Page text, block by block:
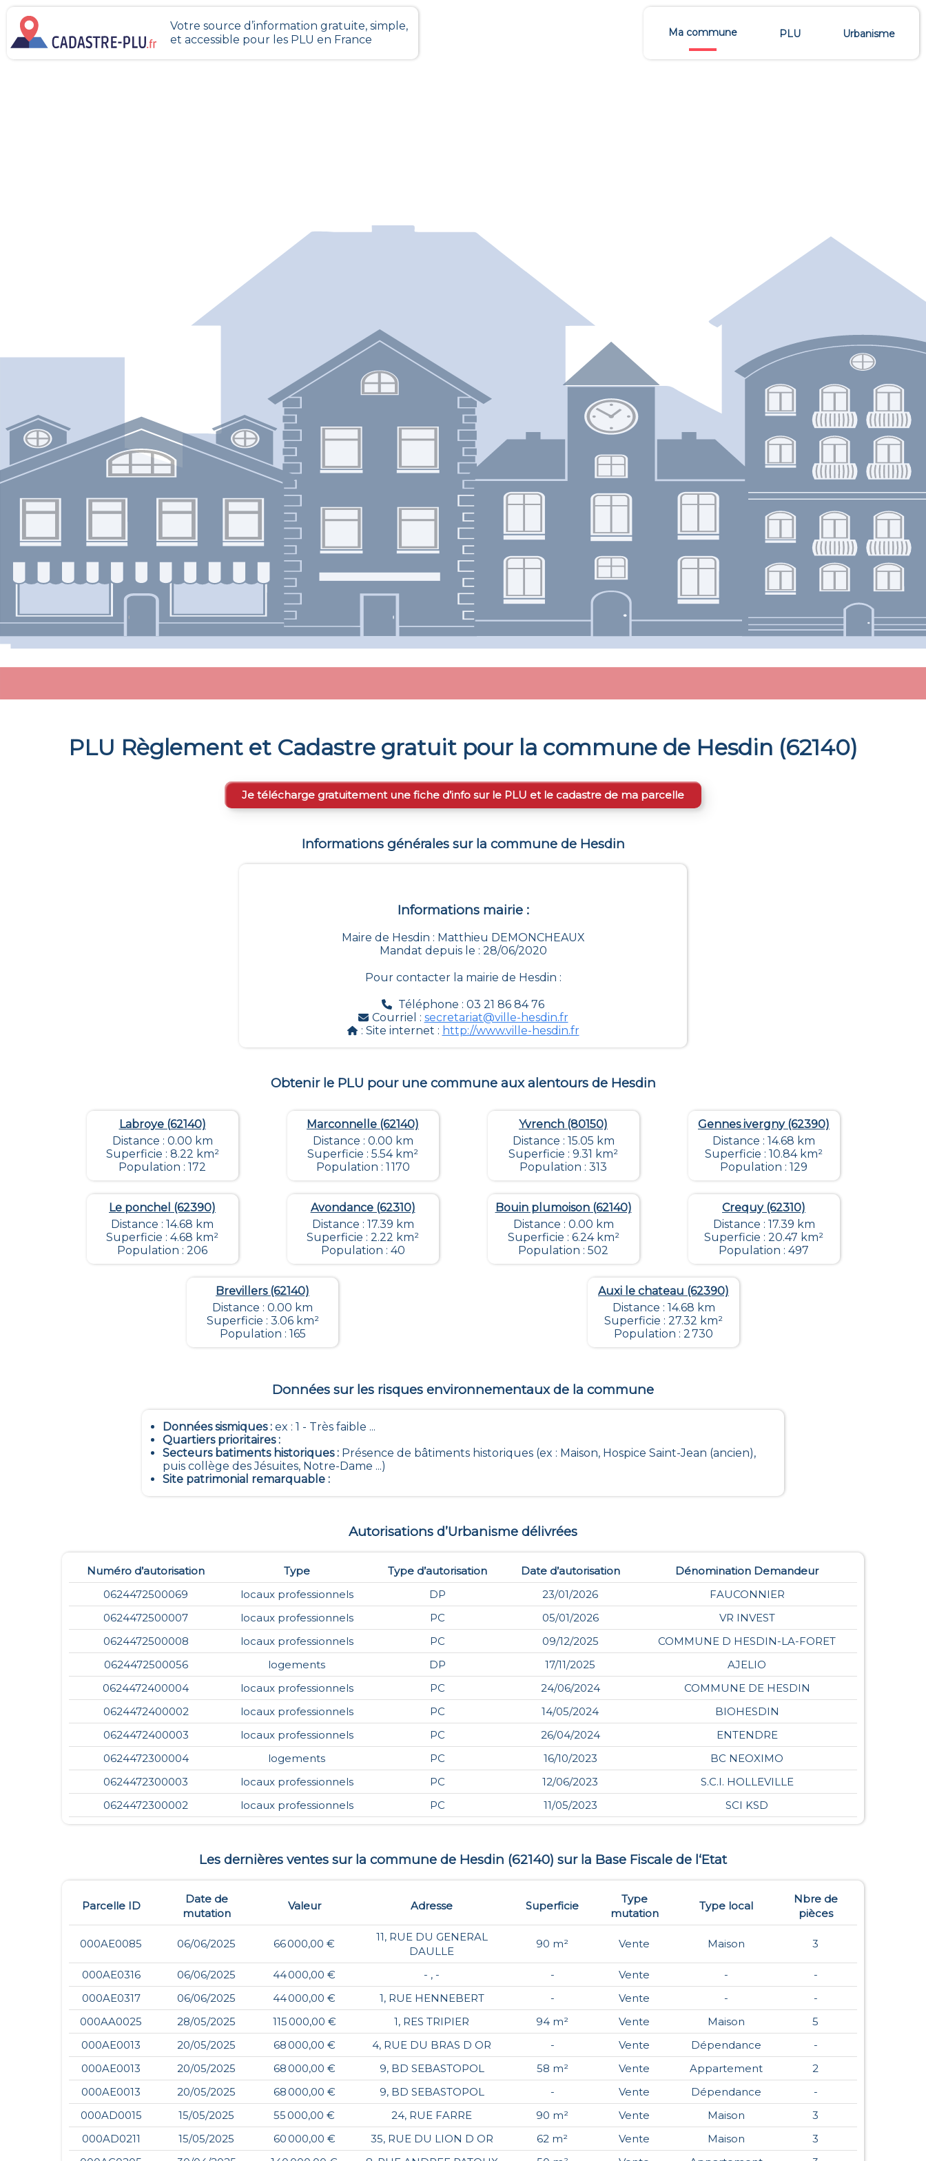
Votre source d’information gratuite, simple,
et accessible pour les PLU en France
Ma commune PLU Urbanisme
PLU Règlement et Cadastre gratuit pour la commune de Hesdin (62140)
Je télécharge gratuitement une fiche d’info sur le PLU et le cadastre de ma parcelle
Informations générales sur la commune de Hesdin
Informations mairie :
Maire de Hesdin : Matthieu DEMONCHEAUX
Mandat depuis le : 28/06/2020
Pour contacter la mairie de Hesdin :
Téléphone : 03 21 86 84 76
Courriel : secretariat@ville-hesdin.fr
: Site internet : http://www.ville-hesdin.fr
Obtenir le PLU pour une commune aux alentours de Hesdin
Labroye (62140)
Distance : 0.00 km
Superficie : 8.22 km²
Population : 172
Marconnelle (62140)
Distance : 0.00 km
Superficie : 5.54 km²
Population : 1 170
Yvrench (80150)
Distance : 15.05 km
Superficie : 9.31 km²
Population : 313
Gennes ivergny (62390)
Distance : 14.68 km
Superficie : 10.84 km²
Population : 129
Le ponchel (62390)
Distance : 14.68 km
Superficie : 4.68 km²
Population : 206
Avondance (62310)
Distance : 17.39 km
Superficie : 2.22 km²
Population : 40
Bouin plumoison (62140)
Distance : 0.00 km
Superficie : 6.24 km²
Population : 502
Crequy (62310)
Distance : 17.39 km
Superficie : 20.47 km²
Population : 497
Brevillers (62140)
Distance : 0.00 km
Superficie : 3.06 km²
Population : 165
Auxi le chateau (62390)
Distance : 14.68 km
Superficie : 27.32 km²
Population : 2 730
Données sur les risques environnementaux de la commune
Données sismiques:ex : 1 - Très faible ...
Quartiers prioritaires:
Secteurs batiments historiques: Présence de bâtiments historiques (ex : Maison, Hospice Saint-Jean (ancien),
puis collège des Jésuites, Notre-Dame ...)
Site patrimonial remarquable :
Autorisations d’Urbanisme délivrées
Numéro d’autorisation Type Type d’autorisation Date d’autorisation
Dénomination Demandeur
0624472500069
locaux professionnels DP 23/01/2026
FAUCONNIER
0624472500007
locaux professionnels PC 05/01/2026
VR INVEST
0624472500008
locaux professionnels PC 09/12/2025
COMMUNE D HESDIN-LA-FORET
0624472500056
logements DP 17/11/2025
AJELIO
0624472400004
locaux professionnels PC 24/06/2024
COMMUNE DE HESDIN
0624472400002
locaux professionnels PC 14/05/2024
BIOHESDIN
0624472400003
locaux professionnels PC 26/04/2024
ENTENDRE
0624472300004
logements PC 16/10/2023
BC NEOXIMO
0624472300003
locaux professionnels PC 12/06/2023
S.C.I. HOLLEVILLE
0624472300002
locaux professionnels PC 11/05/2023 SCI KSD
Les dernières ventes sur la commune de Hesdin (62140) sur la Base Fiscale de l‘Etat
Parcelle ID
Date de
mutation
Valeur Adresse Superficie
Type
mutation
Type local
Nbre de
pièces
000AE0085 06/06/2025 66 000,00 €
11, RUE DU GENERAL
DAULLE
90 m² Vente Maison 3
000AE0316 06/06/2025 44 000,00 € - , - - Vente -
-
000AE0317
06/06/2025 44 000,00 € 1, RUE HENNEBERT - Vente -
-
000AA0025
28/05/2025 115 000,00 € 1, RES TRIPIER 94 m² Vente Maison
5
000AE0013
20/05/2025 68 000,00 € 4, RUE DU BRAS D OR - Vente Dépendance
-
000AE0013
20/05/2025 68 000,00 € 9, BD SEBASTOPOL 58 m² Vente Appartement
2
000AE0013
20/05/2025 68 000,00 € 9, BD SEBASTOPOL - Vente Dépendance
-
000AD0015
15/05/2025 55 000,00 € 24, RUE FARRE 90 m² Vente Maison
3
000AD0211
15/05/2025 60 000,00 € 35, RUE DU LION D OR 62 m² Vente Maison
3